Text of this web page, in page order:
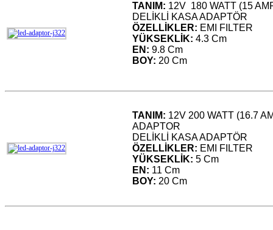
TANIM: 12V 180 WATT (15
DELİKLİ KASA ADAPTÖR
ÖZELLİKLER: EMI FILTER
YÜKSEKLİK: 4.3 Cm
EN: 9.8 Cm
BOY: 20 Cm
TANIM: 12V 200 WATT (16.7
ADAPTOR
DELİKLİ KASA ADAPTÖR
ÖZELLİKLER: EMI FILTER
YÜKSEKLİK: 5 Cm
EN: 11 Cm
BOY: 20 Cm